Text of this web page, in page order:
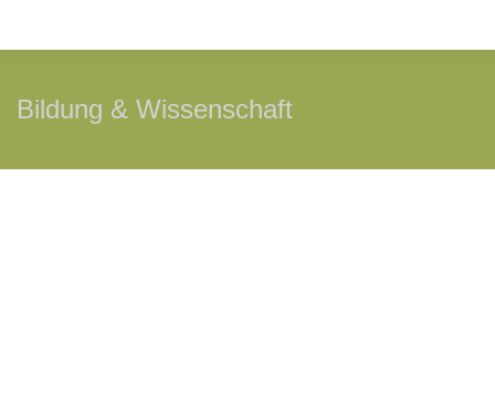
Bildung & Wissenschaft